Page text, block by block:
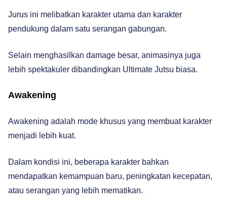
Jurus ini melibatkan karakter utama dan karakter
pendukung dalam satu serangan gabungan.
Selain menghasilkan damage besar, animasinya juga
lebih spektakuler dibandingkan Ultimate Jutsu biasa.
Awakening
Awakening adalah mode khusus yang membuat karakter
menjadi lebih kuat.
Dalam kondisi ini, beberapa karakter bahkan
mendapatkan kemampuan baru, peningkatan kecepatan,
atau serangan yang lebih mematikan.